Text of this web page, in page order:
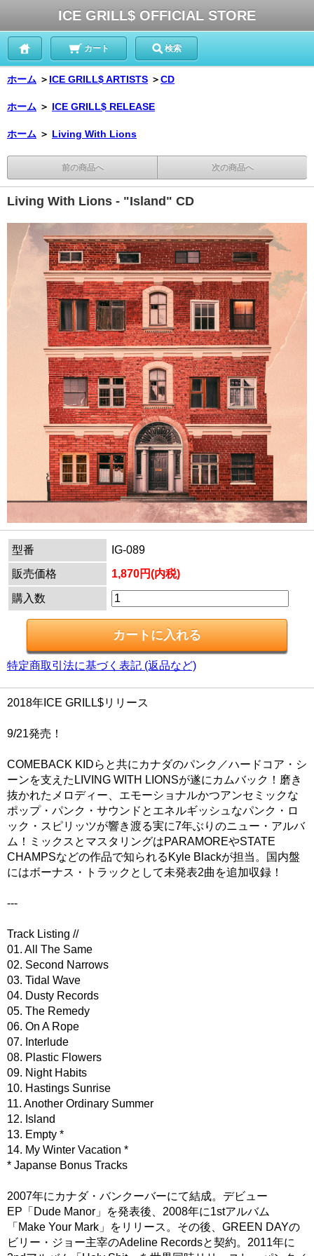
ICE GRILL$ OFFICIAL STORE
カート 検索
ホーム ＞ ICE GRILL$ ARTISTS ＞CD
ホーム ＞ ICE GRILL$ RELEASE
ホーム ＞ Living With Lions
前の商品へ 次の商品へ
Living With Lions - "Island" CD
型番
IG-089
販売価格
1,870円(内税)
購入数
特定商取引法に基づく表記 (返品など)
2018年ICE GRILL$リリース
9/21発売！
COMEBACK KIDらと共にカナダのパンク／ハードコア・シ
ーンを支えたLIVING WITH LIONSが遂にカムバック！磨き
抜かれたメロディー、エモーショナルかつアンセミックな
ポップ・パンク・サウンドとエネルギッシュなパンク・ロ
ック・スピリッツが響き渡る実に7年ぶりのニュー・アルバ
ム！ミックスとマスタリングはPARAMOREやSTATE
CHAMPSなどの作品で知られるKyle Blackが担当。国内盤
にはボーナス・トラックとして未発表2曲を追加収録！
---
Track Listing //
01. All The Same
02. Second Narrows
03. Tidal Wave
04. Dusty Records
05. The Remedy
06. On A Rope
07. Interlude
08. Plastic Flowers
09. Night Habits
10. Hastings Sunrise
11. Another Ordinary Summer
12. Island
13. Empty *
14. My Winter Vacation *
* Japanse Bonus Tracks
2007年にカナダ・バンクーバーにて結成。デビュー
EP「Dude Manor」を発表後、2008年に1stアルバム
「Make Your Mark」をリリース。その後、GREEN DAYの
ビリー・ジョー主宰のAdeline Recordsと契約。2011年に